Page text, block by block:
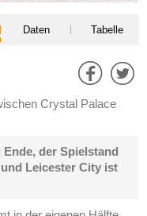
Daten Tabelle
Crystal Palace
der Spielstand
Leicester City ist